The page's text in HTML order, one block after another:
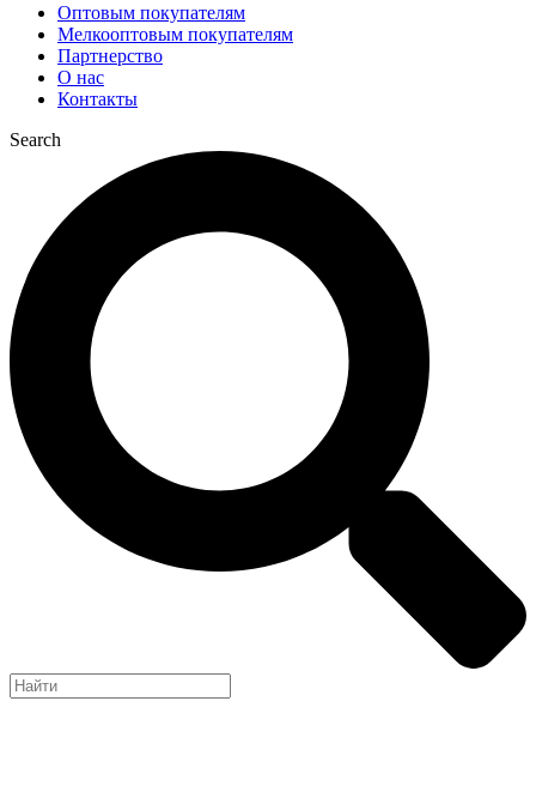
Оптовым покупателям
Мелкооптовым покупателям
Партнерство
О нас
Контакты
Search